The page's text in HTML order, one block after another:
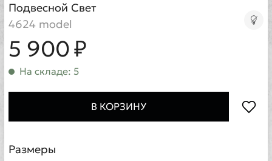
Подвесной Свет
4624 model
5 900 ₽
На складе: 5
В КОРЗИНУ
Размеры